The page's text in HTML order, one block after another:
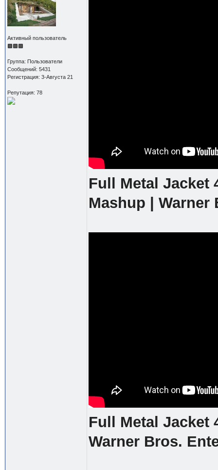
Активный пользователь
Группа: Пользователи
Сообщений: 5431
Регистрация: 3-Августа 21
Репутация: 78
Full Metal Jacket
Mashup |
Full Metal Jacket
Warner Bros.